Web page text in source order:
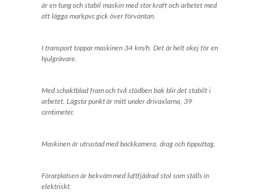
är en tung och stabil maskin med stor kraft och arbetet med
att lägga markpvc gick över förväntan.
I transport toppar maskinen 34 km/h. Det är helt okej för en
hjulgrävare.
Med schaktblad fram och två stödben bak blir det stabilt i
arbetet. Lägsta punkt är mitt under drivaxlarna, 39
centimeter.
Maskinen är utrustad med backkamera, drag och tipputtag.
Förarplatsen är bekväm med luftfjädrad stol som ställs in
elektriskt.